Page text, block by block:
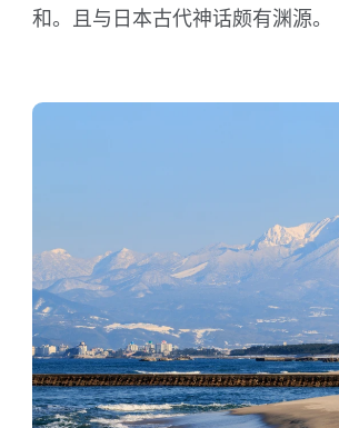
和。且与日本古代神话颇有渊源。